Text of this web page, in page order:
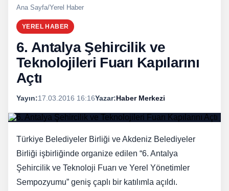
Ana Sayfa/Yerel Haber
YEREL HABER
6. Antalya Şehircilik ve
Teknolojileri Fuarı Kapılarını
Açtı
Yayın:17.03.2016 16:16Yazar:Haber Merkezi
Türkiye Belediyeler Birliği ve Akdeniz Belediyeler
Birliği işbirliğinde organize edilen “6. Antalya
Şehircilik ve Teknoloji Fuarı ve Yerel Yönetimler
Sempozyumu” geniş çaplı bir katılımla açıldı.